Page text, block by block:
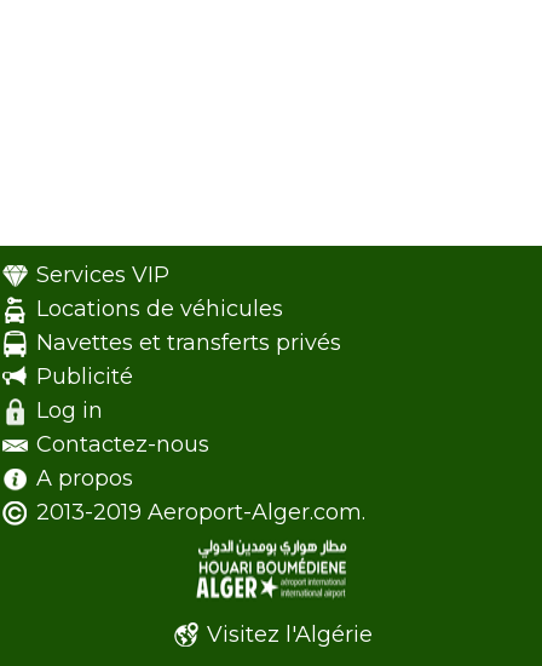
Services VIP
Locations de véhicules
Navettes et transferts privés
Publicité
Log in
Contactez-nous
A propos
2013-2019 Aeroport-Alger.com.
Visitez l'Algérie